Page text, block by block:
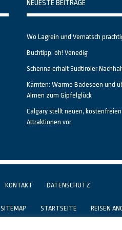
NEUESTE BEITRÄGE
Wo Lagrein und Vernatsch
Buchtipp: oh! Venedig
Schenna erhält Südtiroler
Kärnten: Warme Badeseen und
Almen zum Gipfelglück
Calgary stellt neuen,
Attraktionen vor
KONTAKT DATENSCHUTZ
SITEMAP STARTSEITE REISEN